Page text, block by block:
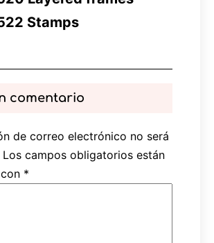
Stamps
comentario
de correo electrónico no será
Los campos obligatorios están
*